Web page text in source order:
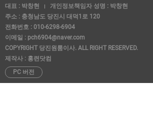
대표 : 박창현
개인정보책임자 성명 : 박창현
주소 : 충청남도 당진시 대덕1로 120
전화번호 : 010-6298-6904
이메일 : pch6904@naver.com
COPYRIGHT 당진원룸이사. ALL RIGHT RESERVED.
제작사 : 홍련닷컴
PC 버전